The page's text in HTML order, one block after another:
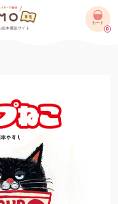
絵本通販サイト
カート
0